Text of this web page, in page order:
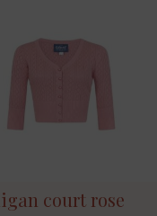
court rose